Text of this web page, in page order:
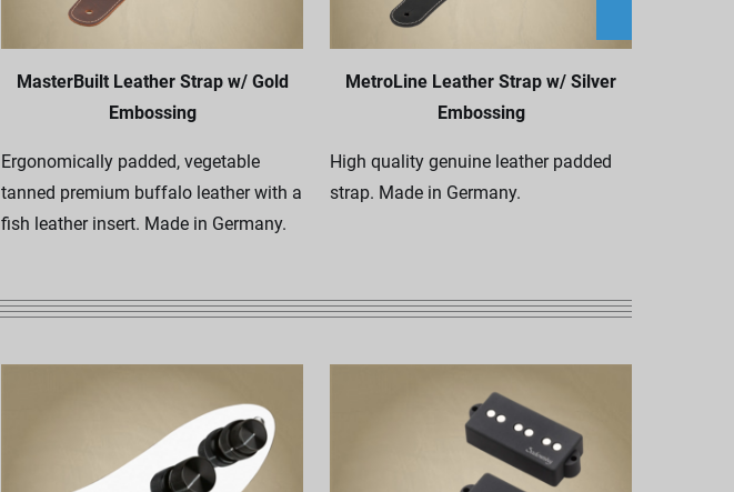
MasterBuilt Leather Strap w/ Gold
Embossing
Ergonomically padded, vegetable
tanned premium buffalo leather with a
fish leather insert. Made in Germany.
MetroLine Leather Strap w/ Silver
Embossing
High quality genuine leather padded
strap. Made in Germany.